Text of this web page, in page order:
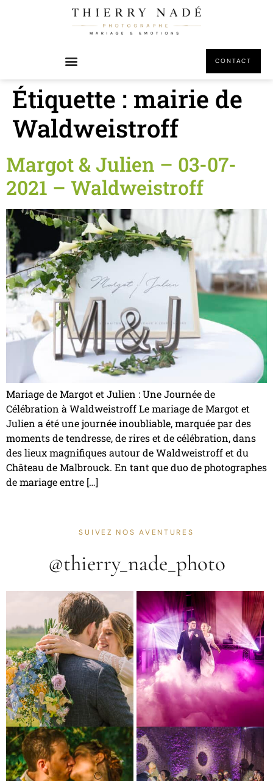
CONTACT
Étiquette : mairie de
Waldweistroff
Margot & Julien – 03-07-
2021 – Waldweistroff
Mariage de Margot et Julien : Une Journée de
Célébration à Waldweistroff Le mariage de Margot et
Julien a été une journée inoubliable, marquée par des
moments de tendresse, de rires et de célébration, dans
des lieux magnifiques autour de Waldweistroff et du
Château de Malbrouck. En tant que duo de photographes
de mariage entre […]
SUIVEZ NOS AVENTURES
@thierry_nade_photo